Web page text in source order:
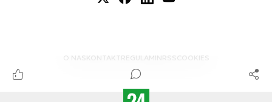
O NAS KONTAKTREGULAMINRSS COOKIES